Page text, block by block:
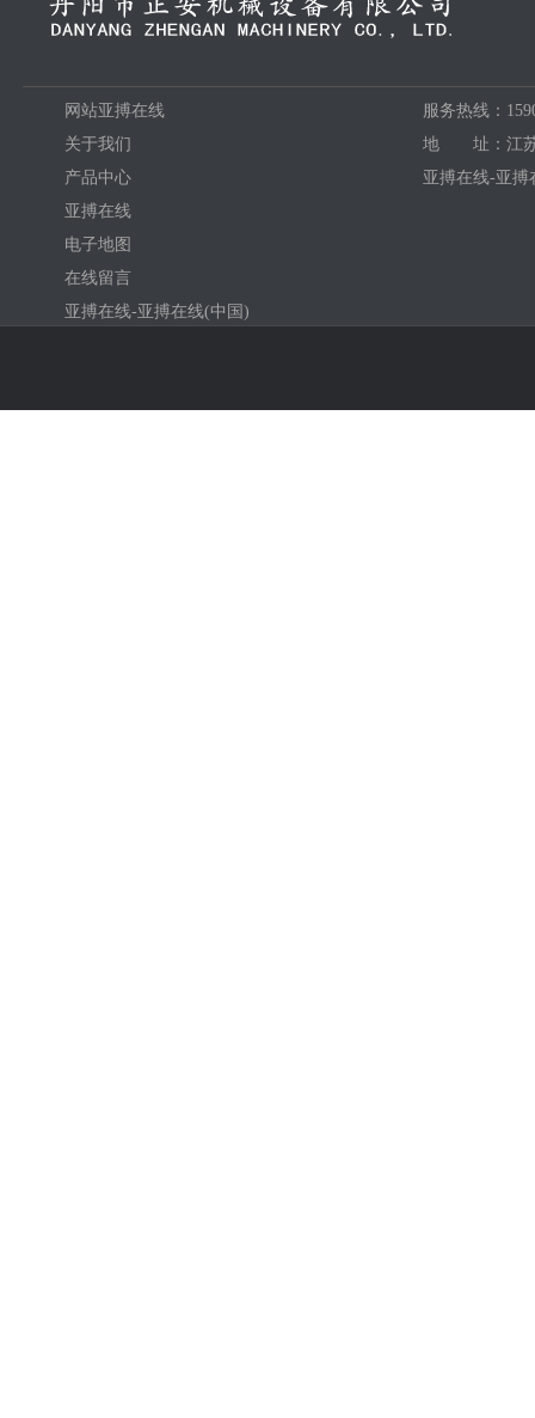
网站亚搏在线
关于我们
产品中心
亚搏在线
电子地图
在线留言
亚搏在线-亚搏在线(中国)
服务热线：
地 址：江苏
亚搏在线-亚